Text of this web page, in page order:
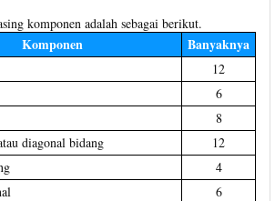
komponen adalah sebagai berikut.
Komponen Banyaknya
12
6
8
diagonal bidang
12
4
6